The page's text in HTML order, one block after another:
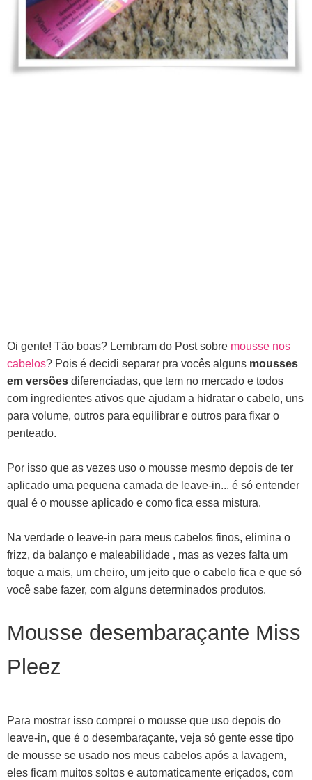
Oi gente! Tão boas? Lembram do Post sobre mousse nos
cabelos? Pois é decidi separar pra vocês alguns mousses
em versões diferenciadas, que tem no mercado e todos
com ingredientes ativos que ajudam a hidratar o cabelo, uns
para volume, outros para equilibrar e outros para fixar o
penteado.
Por isso que as vezes uso o mousse mesmo depois de ter
aplicado uma pequena camada de leave-in... é só entender
qual é o mousse aplicado e como fica essa mistura.
Na verdade o leave-in para meus cabelos finos, elimina o
frizz, da balanço e maleabilidade , mas as vezes falta um
toque a mais, um cheiro, um jeito que o cabelo fica e que só
você sabe fazer, com alguns determinados produtos.
Mousse desembaraçante Miss
Pleez
Para mostrar isso comprei o mousse que uso depois do
leave-in, que é o desembaraçante, veja só gente esse tipo
de mousse se usado nos meus cabelos após a lavagem,
eles ficam muitos soltos e automaticamente eriçados, com